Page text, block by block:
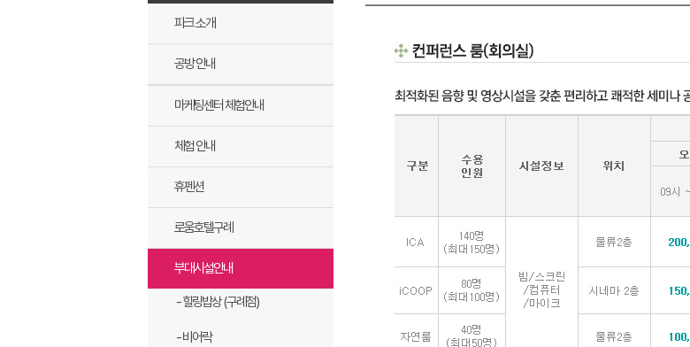
파크 소개
공방 안내
마케팅센터 체험안내
체험 안내
휴펜션
로움호텔구례
부대시설안내
- 힐링밥상 (구례점)
- 비어락